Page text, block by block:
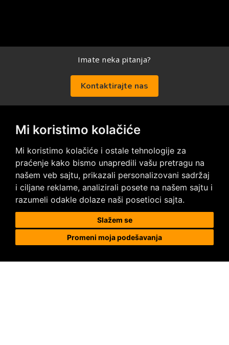
Mi koristimo kolačiće
Mi koristimo kolačiće i ostale tehnologije za
praćenje kako bismo unapredili vašu pretragu na
našem veb sajtu, prikazali personalizovani sadržaj
i ciljane reklame, analizirali posete na našem sajtu i
razumeli odakle dolaze naši posetioci sajta.
Slažem se
Promeni moja podešavanja
Imate neka pitanja?
Kontaktirajte nas
Posetite nas na društvenim mrežama
Prodaja i ugradnja podnih obloga
Megapod d.o.o.